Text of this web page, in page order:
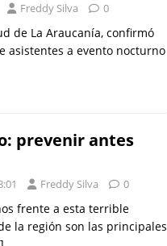
Freddy Silva 0
de La Araucanía, confirmó
asistentes a evento nocturno
prevenir antes
Freddy Silva 0
frente a esta terrible
la región son las principales